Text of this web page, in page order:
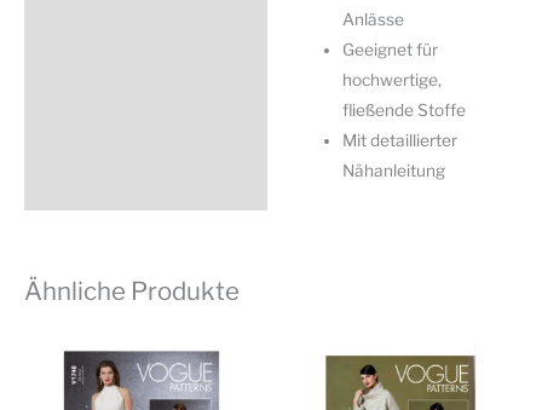
Anlässe
Geeignet für
hochwertige,
fließende Stoffe
Mit detaillierter
Nähanleitung
Ähnliche Produkte